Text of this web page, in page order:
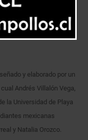
de jóvenes estudiantes
y bacterias, lo que
de salud en contexto de
y elaborado por un
Andrés Villalón Vega,
la Universidad de Playa
mexicanas
y Natalia Orozco.